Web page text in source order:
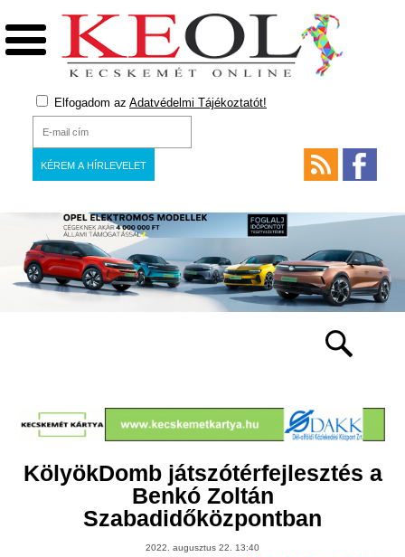
Elfogadom az Adatvédelmi Tájékoztatót!
KölyökDomb játszótérfejlesztés a
Benkó Zoltán
Szabadidőközpontban
2022. augusztus 22. 13:40